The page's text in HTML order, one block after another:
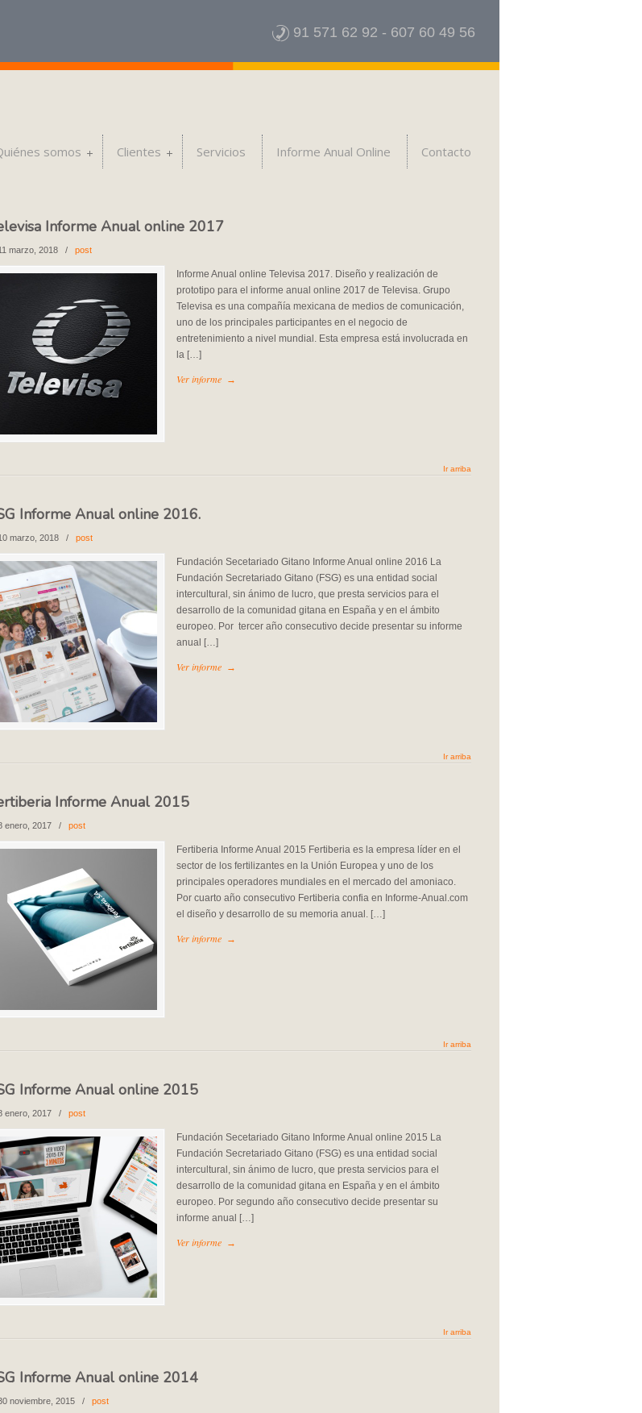
91 571 62 92 - 607 60 49 56
somos Clientes Servicios Informe Anual Online Contacto
Informe Anual online 2017
marzo, 2018 / post
Informe Anual online Televisa 2017. Diseño y realización de
prototipo para el informe anual online 2017 de Televisa. Grupo
Televisa es una compañía mexicana de medios de comunicación,
uno de los principales participantes en el negocio de
entretenimiento a nivel mundial. Esta empresa está involucrada en
la […]
Ver informe →
Ir arriba
Informe Anual online 2016.
marzo, 2018 / post
Fundación Secetariado Gitano Informe Anual online 2016 La
Fundación Secretariado Gitano (FSG) es una entidad social
intercultural, sin ánimo de lucro, que presta servicios para el
desarrollo de la comunidad gitana en España y en el ámbito
europeo. Por tercer año consecutivo decide presentar su informe
anual […]
Ver informe →
Ir arriba
Informe Anual 2015
enero, 2017 / post
Fertiberia Informe Anual 2015 Fertiberia es la empresa líder en el
sector de los fertilizantes en la Unión Europea y uno de los
principales operadores mundiales en el mercado del amoniaco.
Por cuarto año consecutivo Fertiberia confia en Informe-Anual.com
el diseño y desarrollo de su memoria anual. […]
Ver informe →
Ir arriba
Informe Anual online 2015
enero, 2017 / post
Fundación Secetariado Gitano Informe Anual online 2015 La
Fundación Secretariado Gitano (FSG) es una entidad social
intercultural, sin ánimo de lucro, que presta servicios para el
desarrollo de la comunidad gitana en España y en el ámbito
europeo. Por segundo año consecutivo decide presentar su
informe anual […]
Ver informe →
Ir arriba
Informe Anual online 2014
noviembre, 2015 / post